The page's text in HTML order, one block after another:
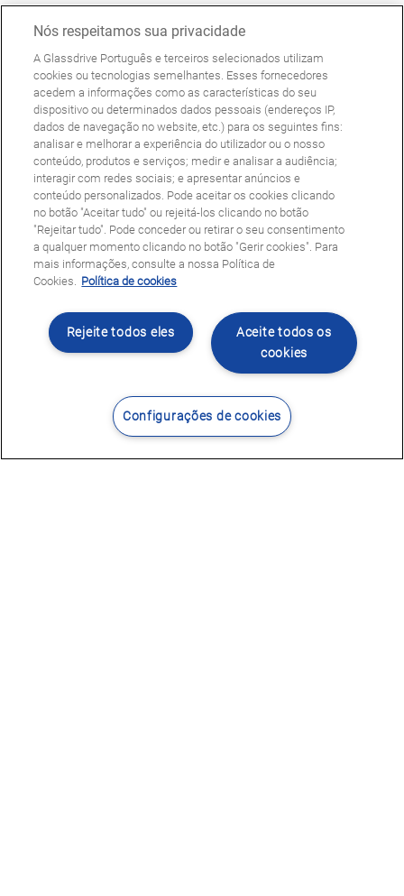
Contacte-nos Encontrar Centro
Nós respeitamos sua privacidade
A Glassdrive Português e terceiros selecionados utilizam
cookies ou tecnologias semelhantes. Esses fornecedores
acedem a informações como as características do seu
dispositivo ou determinados dados pessoais (endereços IP,
dados de navegação no website, etc.) para os seguintes fins:
analisar e melhorar a experiência do utilizador ou o nosso
conteúdo, produtos e serviços; medir e analisar a audiência;
interagir com redes sociais; e apresentar anúncios e
conteúdo personalizados. Pode aceitar os cookies clicando
no botão "Aceitar tudo" ou rejeitá-los clicando no botão
"Rejeitar tudo". Pode conceder ou retirar o seu consentimento
a qualquer momento clicando no botão "Gerir cookies". Para
mais informações, consulte a nossa Política de
Cookies. Política de cookies
Aceite todos os
cookies
Rejeite todos eles
Configurações de cookies